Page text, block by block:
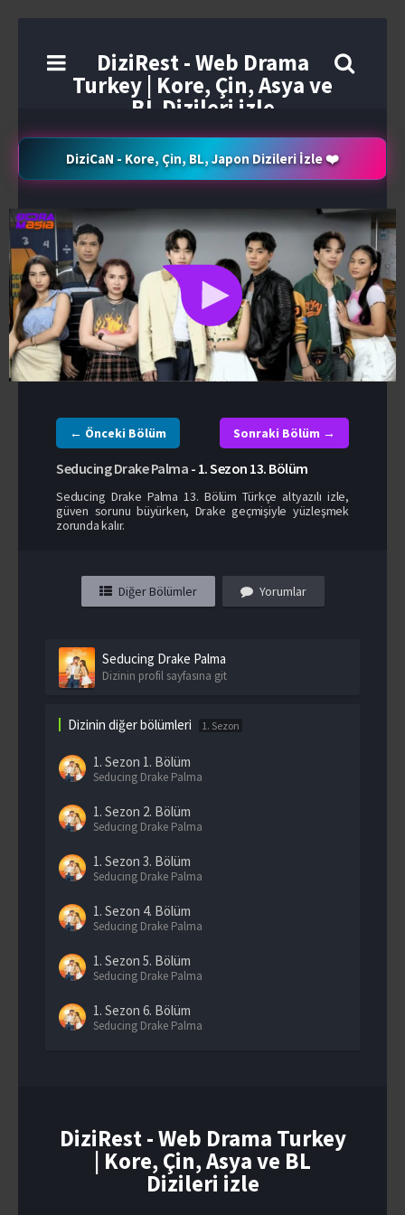
DiziRest - Web Drama
Turkey | Kore, Çin, Asya ve
BL Dizileri izle
DiziCaN - Kore, Çin, BL, Japon Dizileri İzle ❤️
← Önceki Bölüm Sonraki Bölüm →
Seducing Drake Palma - 1. Sezon 13. Bölüm
Seducing Drake Palma 13. Bölüm Türkçe altyazılı izle,
güven sorunu büyürken, Drake geçmişiyle yüzleşmek
zorunda kalır.
Diğer Bölümler Yorumlar
Seducing Drake Palma
Dizinin profil sayfasına git
Dizinin diğer bölümleri 1. Sezon
1. Sezon 1. Bölüm
Seducing Drake Palma
1. Sezon 2. Bölüm
Seducing Drake Palma
1. Sezon 3. Bölüm
Seducing Drake Palma
1. Sezon 4. Bölüm
Seducing Drake Palma
1. Sezon 5. Bölüm
Seducing Drake Palma
1. Sezon 6. Bölüm
Seducing Drake Palma
1. Sezon9. Bölüm
Seducing Drake Palma
DiziRest - Web Drama Turkey
| Kore, Çin, Asya ve BL
Dizileri izle